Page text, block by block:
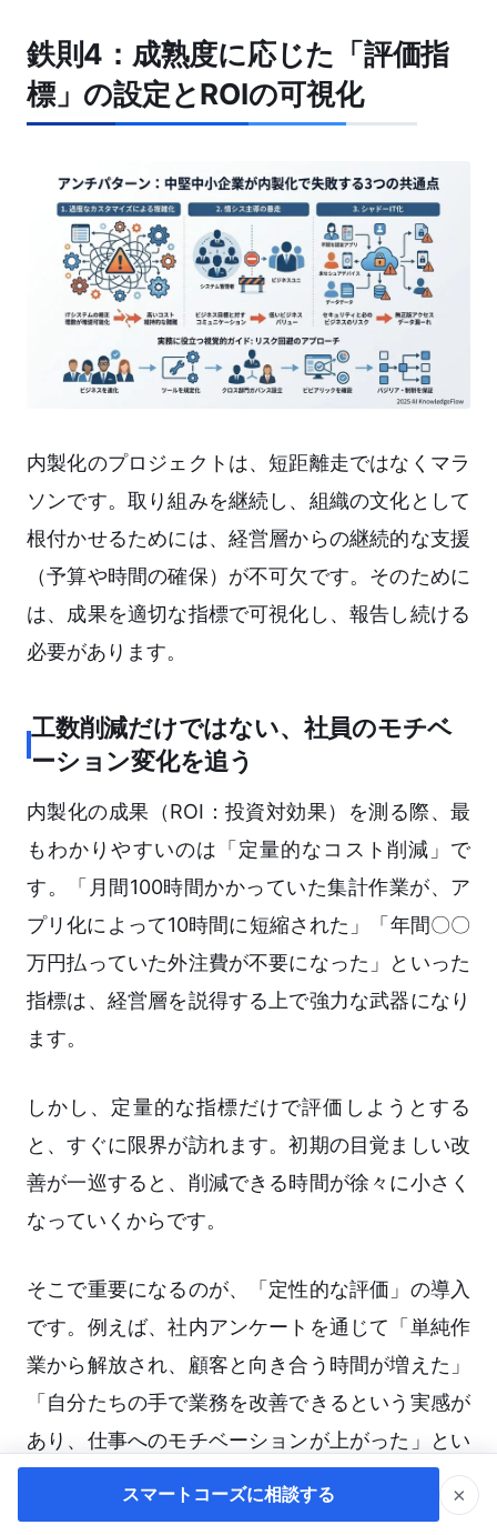
鉄則4：成熟度に応じた「評価指
標」の設定とROIの可視化
内製化のプロジェクトは、短距離走ではなくマラ
ソンです。取り組みを継続し、組織の文化として
根付かせるためには、経営層からの継続的な支援
（予算や時間の確保）が不可欠です。そのために
は、成果を適切な指標で可視化し、報告し続ける
必要があります。
工数削減だけではない、社員のモチベ
ーション変化を追う
内製化の成果（ROI：投資対効果）を測る際、最
もわかりやすいのは「定量的なコスト削減」で
す。「月間100時間かかっていた集計作業が、ア
プリ化によって10時間に短縮された」「年間〇〇
万円払っていた外注費が不要になった」といった
指標は、経営層を説得する上で強力な武器になり
ます。
しかし、定量的な指標だけで評価しようとする
と、すぐに限界が訪れます。初期の目覚ましい改
善が一巡すると、削減できる時間が徐々に小さく
なっていくからです。
そこで重要になるのが、「定性的な評価」の導入
です。例えば、社内アンケートを通じて「単純作
業から解放され、顧客と向き合う時間が増えた」
「自分たちの手で業務を改善できるという実感が
あり、仕事へのモチベーションが上がった」とい
った現場の声を拾い上げます。組織の適応力（ア
ジリティ）の向上や、従業員エンゲージメントの
スマートコーズに相談する ×